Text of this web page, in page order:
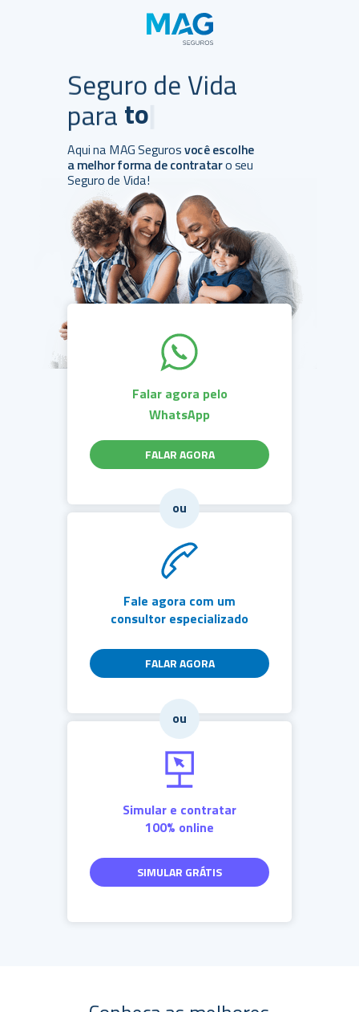
todos.
Seguro de Vida
para
Aqui na MAG Segurosvocê escolhe
a melhor forma de contrataro seu
Seguro de Vida!
FALAR AGORA
Fale agora com um
consultor especializado
Falar agora pelo
WhatsApp
FALAR AGORA
Simular e contratar
100% online
SIMULAR GRÁTIS
ou
ou